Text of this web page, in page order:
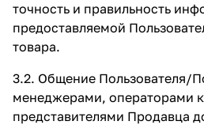
точность и правильность
предоставляемой
товара.
3.2. Общение Пользователя/
менеджерами, операторами
представителями Продавца